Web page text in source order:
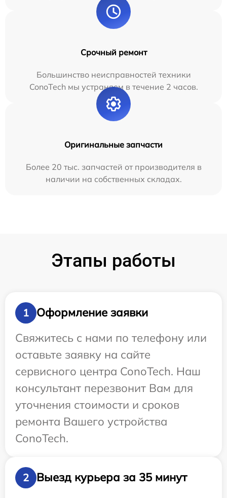
Срочный ремонт
Большинство неисправностей техники
ConoTech мы устраняем в течение 2 часов.
Оригинальные запчасти
Более 20 тыс. запчастей от производителя в
наличии на собственных складах.
Этапы работы
1
Оформление заявки
Свяжитесь с нами по телефону или
оставьте заявку на сайте
сервисного центра ConoTech. Наш
консультант перезвонит Вам для
уточнения стоимости и сроков
ремонта Вашего устройства
ConoTech.
2
Выезд курьера за 35 минут